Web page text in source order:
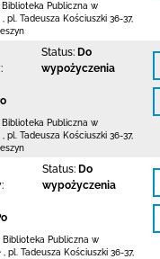
Biblioteka Publiczna w
pl. Tadeusza Kościuszki 36-37,
Status: Do
wypożyczenia
Biblioteka Publiczna w
pl. Tadeusza Kościuszki 36-37,
Status: Do
wypożyczenia
Biblioteka Publiczna w
pl. Tadeusza Kościuszki 36-37,